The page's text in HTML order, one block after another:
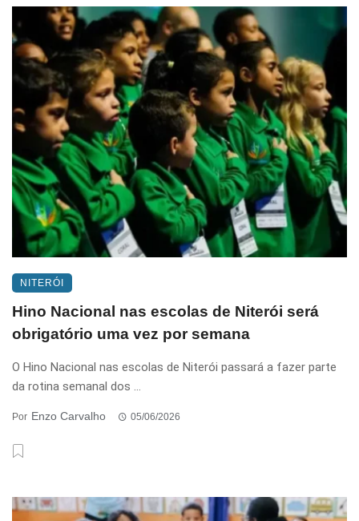
NITERÓI
Hino Nacional nas escolas de Niterói será
obrigatório uma vez por semana
O Hino Nacional nas escolas de Niterói passará a fazer parte
da rotina semanal dos ...
Por Enzo Carvalho 05/06/2026